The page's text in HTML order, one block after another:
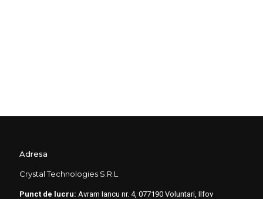
Adresa
Crystal Technologies S.R.L
Punct de lucru: Avram Iancu nr. 4, 077190 Voluntari, Ilfov